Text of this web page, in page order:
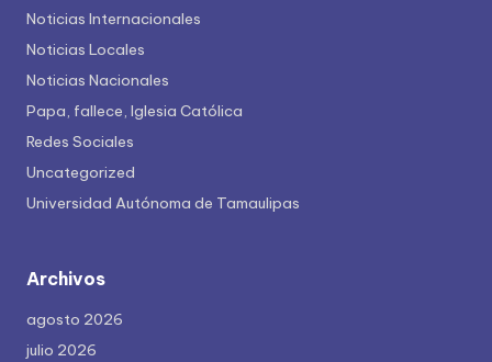
Noticias Internacionales
Noticias Locales
Noticias Nacionales
Papa, fallece, Iglesia Católica
Redes Sociales
Uncategorized
Universidad Autónoma de Tamaulipas
Archivos
agosto 2026
julio 2026